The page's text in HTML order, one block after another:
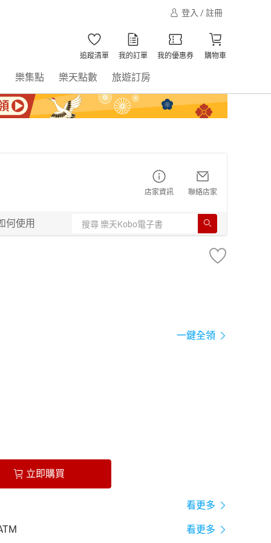
登入 / 註冊
追蹤清單 我的訂單 我的優惠券 購物車
樂集點 樂天點數 旅遊訂房
店家資訊 聯絡店家
何使用
一鍵全領
立即購買
看更多
看更多